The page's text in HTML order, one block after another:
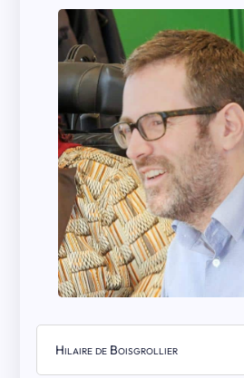
Hilaire de Boisgrollier